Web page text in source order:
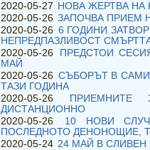
2020-05-27 НОВА ЖЕРТВА НА
2020-05-26 ЗАПОЧВА ПРИЕМ
2020-05-26 6 ГОДИНИ
НЕПРЕДПАЗЛИВОСТ
2020-05-26
ПРЕДСТОИ
МАЙ
2020-05-26 СЪБОРЪТ В
ТАЗИ ГОДИНА
2020-05-26
ПРИЕМНИТЕ
ДИСТАНЦИОННО
2020-05-26
10 НОВИ
ПОСЛЕДНОТО ДЕНОНОЩИЕ,
2020-05-24 24 МАЙ В СЛИВЕН